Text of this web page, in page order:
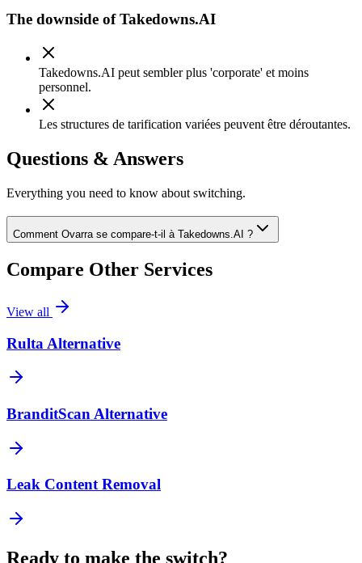
The downside ofTakedowns.AI
Takedowns.AI peut sembler plus 'corporate' et moins
personnel.
Les structures de tarification variées peuvent être déroutantes.
Questions & Answers
Everything you need to know about switching.
Comment Ovarra se compare-t-il à Takedowns.AI ?
Compare Other Services
View all
Rulta Alternative
BranditScan Alternative
Leak Content Removal
Ready to make the switch?